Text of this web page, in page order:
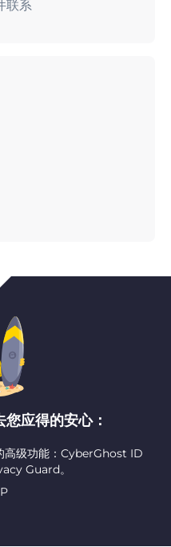
联系
应得的安心：
高级功能：CyberGhost ID
Guard。